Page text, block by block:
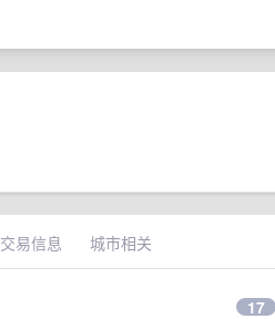
交易信息 城市相关
17